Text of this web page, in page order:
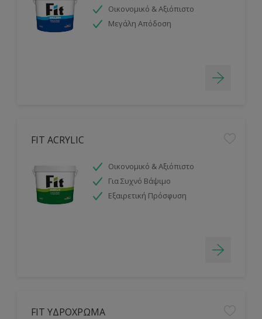
Οικονομικό & Αξιόπιστο
Μεγάλη Απόδοση
FIT ACRYLIC
Οικονομικό & Αξιόπιστο
Για Συχνό Βάψιμο
Εξαιρετική Πρόσφυση
FIT ΥΔΡΟΧΡΩΜΑ